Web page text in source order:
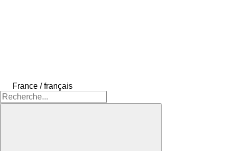
France / français